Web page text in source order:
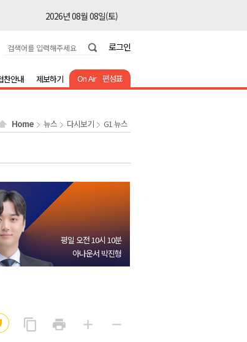
2026년 08월 08일(토)
2026년 08월 08일(토)
2026년 08월 08일(토)
2026년 08월 07일(금)
2026년 08월 08일(토)
2026년 08월 08일(토)
2026년 08월 08일(토)
2026년 08월 08일(토)
2026년 08월 07일(금)
로그인
On Air 편성표
찬안내 제보하기
Home 뉴스 다시보기 G1 뉴스
평일 오전 10시 10분
아나운서 박진형
content_copy print add remove